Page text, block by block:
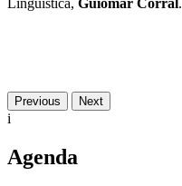
Previous Next
i
Agenda